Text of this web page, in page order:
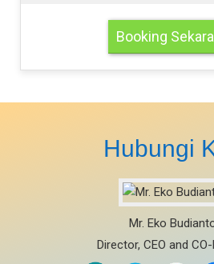
Booking
Hubungi
Mr. Eko
Director, CEO and